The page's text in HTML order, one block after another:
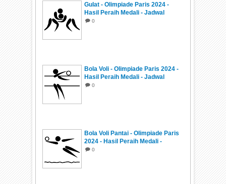
Gulat - Olimpiade Paris 2024 -
Hasil Peraih Medali - Jadwal
0
Bola Voli - Olimpiade Paris 2024 -
Hasil Peraih Medali - Jadwal
0
Bola Voli Pantai - Olimpiade Paris
2024 - Hasil Peraih Medali -
Jadwal
0